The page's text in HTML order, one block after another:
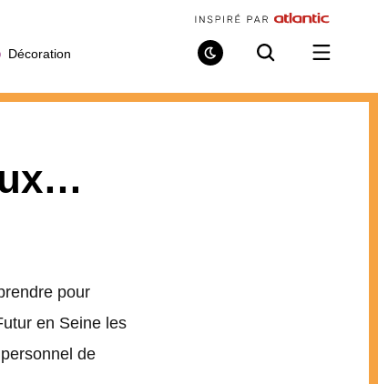
Décoration
Mode
RechercheOuvrir
le
pour
en Seine les
de